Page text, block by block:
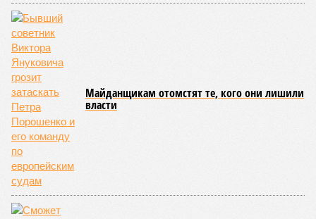
Майданщикам отомстят те, кого они лишили
власти